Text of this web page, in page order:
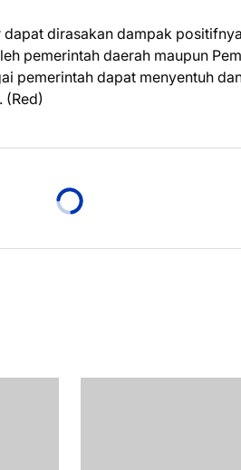
dirasakan dampak
pemerintah daerah maupun
pemerintah dapat menyentuh
(Red)